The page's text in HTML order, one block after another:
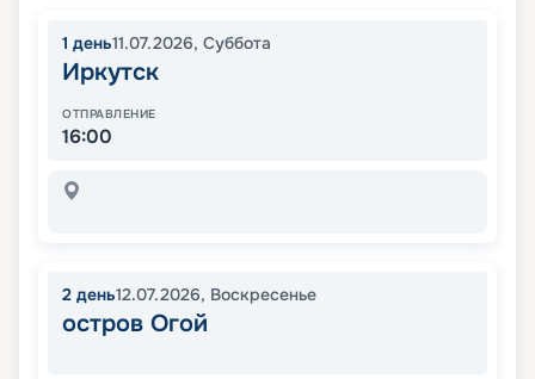
1 день11.07.2026, Суббота
Иркутск
ОТПРАВЛЕНИЕ
16:00
2 день12.07.2026, Воскресенье
остров Огой